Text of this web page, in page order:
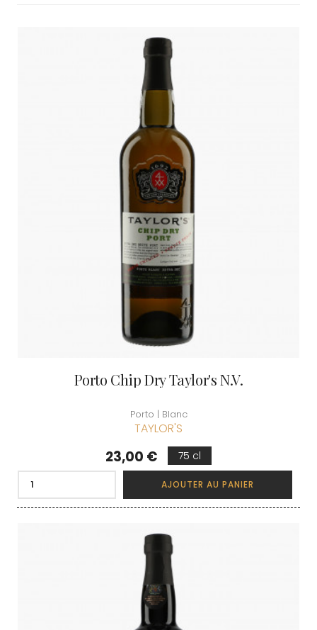
Porto Chip Dry Taylor's N.V.
Porto | Blanc
TAYLOR'S
Prix
23,00 € 75 cl
AJOUTER AU PANIER